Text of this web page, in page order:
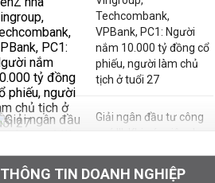
Techcombank,
VPBank, PC1: Người
nắm 10.000 tỷ đồng cổ
phiếu, người làm chủ
tịch ở tuổi 27
Giải ngân đầu tư công
quý III: Khi các siêu dự
THÔNG TIN DOANH NGHIỆP